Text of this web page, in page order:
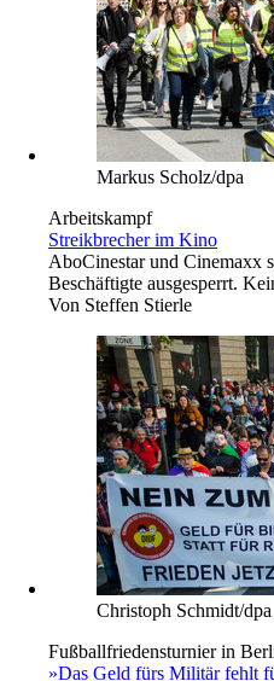
Markus Scholz/dpa
Arbeitskampf
Streikbrecher im Kino
AboCinestar und Cinemaxx
Beschäftigte ausgesperrt.
Von Steffen Stierle
Christoph Schmidt/dpa
Fußballfriedensturnier in
»Das Geld fürs Militär fehlt